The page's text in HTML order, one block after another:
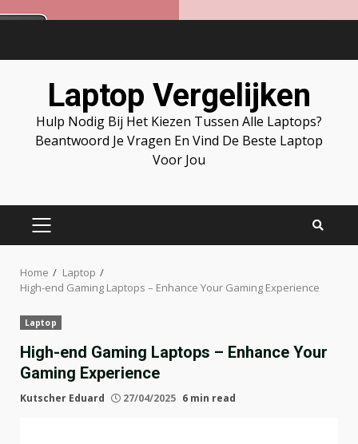
Laptop Vergelijken
Hulp Nodig Bij Het Kiezen Tussen Alle Laptops?
Beantwoord Je Vragen En Vind De Beste Laptop
Voor Jou
PRIMARY
Home
Laptop
High-end Gaming Laptops – Enhance Your Gaming Experience
Laptop
High-end Gaming Laptops – Enhance Your
Gaming Experience
Kutscher Eduard 27/04/2025 6 min read